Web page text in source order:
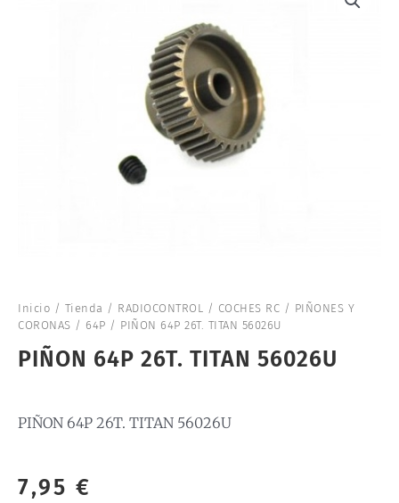
Inicio / Tienda / RADIOCONTROL / COCHES RC / PIÑONES Y
CORONAS / 64P / PIÑON 64P 26T. TITAN 56026U
PIÑON 64P 26T. TITAN 56026U
PIÑON 64P 26T. TITAN 56026U
7,95 €